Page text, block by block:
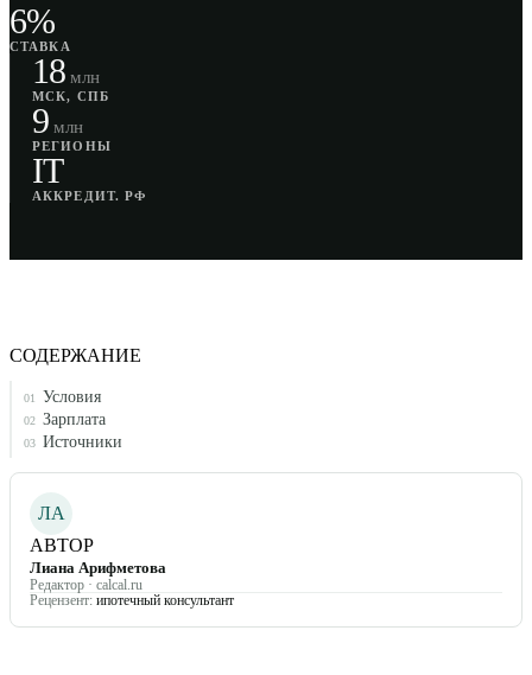
6%
СТАВКА
18 млн
МСК, СПБ
9 млн
РЕГИОНЫ
IT
АККРЕДИТ. РФ
СОДЕРЖАНИЕ
01 Условия
02 Зарплата
03 Источники
ЛА
АВТОР
Лиана Арифметова
Редактор · calcal.ru
Рецензент: ипотечный консультант